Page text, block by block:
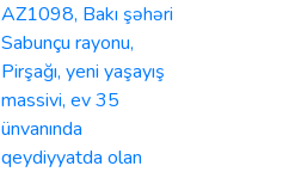
AZ1098, Bakı şəhəri
Sabunçu rayonu,
Pirşağı, yeni yaşayış
massivi, ev 35
ünvanında
qeydiyyatda olan